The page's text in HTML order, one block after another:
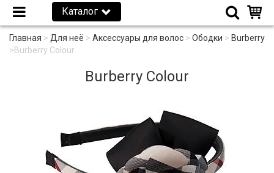
Каталог
Главная > Для неё > Аксессуары для волос > Ободки > Burberry
>Burberry Colour
Burberry Colour